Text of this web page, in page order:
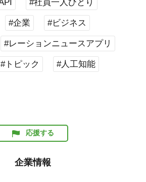
#社員一人ひとり
#企業 #ビジネス
#レーションニュースアプリ
#トピック #人工知能
応援する
企業情報